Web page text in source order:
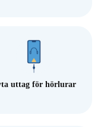
uttag för hörlurar